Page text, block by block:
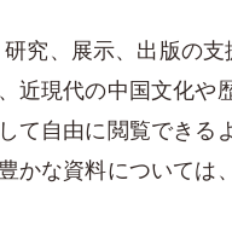
究、展示、出版の
近現代の中国文化や
て自由に閲覧できる
かな資料については